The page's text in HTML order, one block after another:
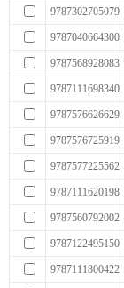
9787302705079
9787040664300
9787568928083
9787111698340
9787576626629
9787576725919
9787577225562
9787111620198
9787560792002
9787122495150
9787111800422